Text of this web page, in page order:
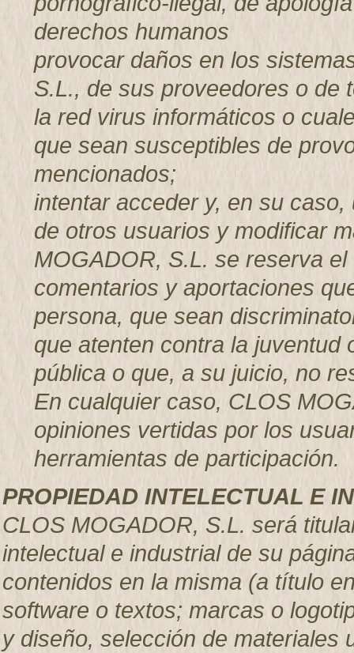
derechos humanos
provocar daños en los
S.L., de sus proveedores o de
la red virus informáticos o
que sean susceptibles de
mencionados;
intentar acceder y, en su
de otros usuarios y modificar
MOGADOR, S.L. se reserva
comentarios y aportaciones
persona, que sean
que atenten contra la juventud
pública o que, a su juicio, no
En cualquier caso, CLOS
opiniones vertidas por los
herramientas de participación.
PROPIEDAD INTELECTUAL E
CLOS MOGADOR, S.L. será
intelectual e industrial de su
contenidos en la misma (a título
software o textos; marcas o
y diseño, selección de materiales